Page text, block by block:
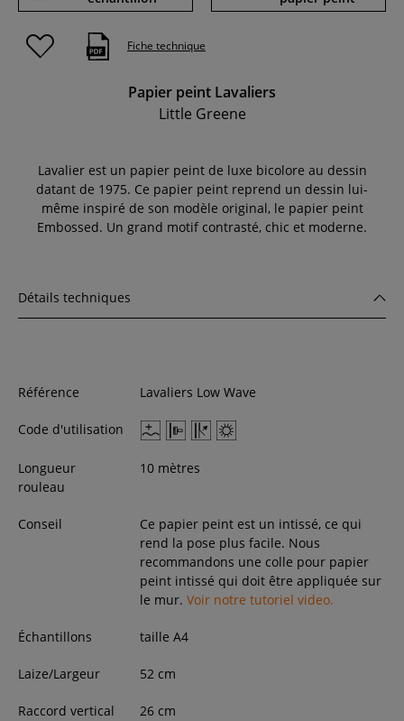
Fiche technique
Papier peint Lavaliers
Little Greene
Lavalier est un papier peint de luxe bicolore au dessin
datant de 1975. Ce papier peint reprend un dessin lui-
même inspiré de son modèle original, le papier peint
Embossed. Un grand motif contrasté, chic et moderne.
Détails techniques
Référence Lavaliers Low Wave
Code d'utilisation
Longueur
rouleau
10 mètres
Conseil
Ce papier peint est un intissé, ce qui
rend la pose plus facile. Nous
recommandons une colle pour papier
peint intissé qui doit être appliquée sur
le mur. Voir notre tutoriel video.
Échantillons taille A4
Laize/Largeur 52 cm
Raccord vertical 26 cm